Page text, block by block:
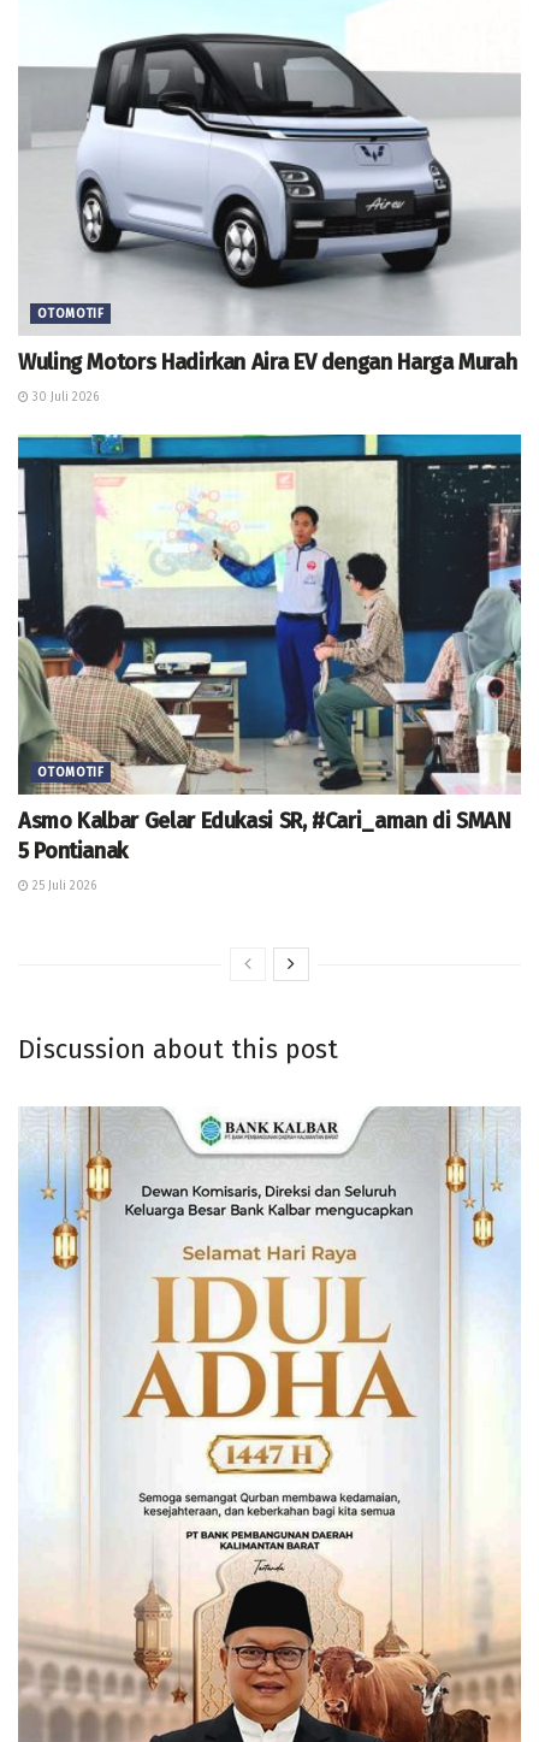
OTOMOTIF
Wuling Motors Hadirkan Aira EV dengan Harga Murah
30 Juli 2026
OTOMOTIF
Asmo Kalbar Gelar Edukasi SR, #Cari_aman di SMAN
5 Pontianak
25 Juli 2026
Discussion about this post